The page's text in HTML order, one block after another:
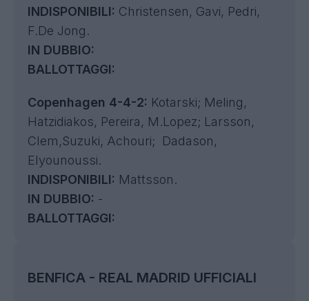
INDISPONIBILI: Christensen, Gavi, Pedri,
F.De Jong.
IN DUBBIO:
BALLOTTAGGI:
Copenhagen 4-4-2: Kotarski; Meling,
Hatzidiakos, Pereira, M.Lopez; Larsson,
Clem,Suzuki, Achouri; Dadason,
Elyounoussi.
INDISPONIBILI: Mattsson.
IN DUBBIO: -
BALLOTTAGGI:
BENFICA - REAL MADRID UFFICIALI